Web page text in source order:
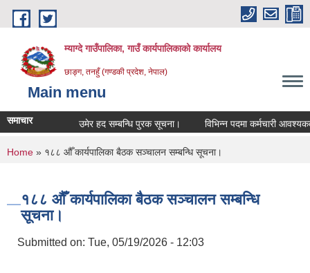
Skip to main content
म्याग्दे गाउँपालिका, गाउँ कार्यपालिकाको कार्यालय
छाङ्ग, तनहुँ (गण्डकी प्रदेश, नेपाल)
Main menu
समाचार उमेर हद सम्बन्धि पुरक सूचना। विभिन्न पदमा कर्मचारी आवश्यकता
You are here
Home » १८८ औँ कार्यपालिका बैठक सञ्चालन सम्बन्धि सूचना।
१८८ औँ कार्यपालिका बैठक सञ्चालन सम्बन्धि
सूचना।
Submitted on: Tue, 05/19/2026 - 12:03